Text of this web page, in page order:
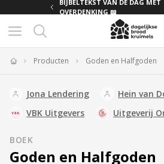
BIJBELTEKST VAN DE DAG MET
OVERDENKING 📖
Producten Goden en Halfgoden
Jona Lendering
Hein van
VBK Uitgevers
Uitgeverij
BOEK
Goden en Halfgoden